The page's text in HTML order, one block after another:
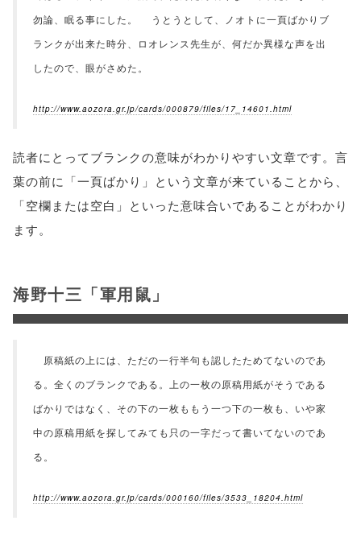
勿論、眠る事にした。 うとうとして、ノオトに一頁ばかりブ
ランクが出来た時分、ロオレンス先生が、何だか異様な声を出
したので、眼がさめた。
http://www.aozora.gr.jp/cards/000879/files/17_14601.html
読者にとってブランクの意味がわかりやすい文章です。言
葉の前に「一頁ばかり」という文章が来ていることから、
「空欄または空白」といった意味合いであることがわかり
ます。
海野十三「軍用鼠」
原稿紙の上には、ただの一行半句も認したためてないのであ
る。全くのブランクである。上の一枚の原稿用紙がそうである
ばかりではなく、その下の一枚ももう一つ下の一枚も、いや家
中の原稿用紙を探してみても只の一字だって書いてないのであ
る。
http://www.aozora.gr.jp/cards/000160/files/3533_18204.html